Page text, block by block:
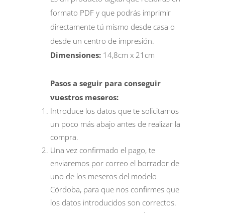
formato PDF y que podrás imprimir
directamente tú mismo desde casa o
desde un centro de impresión.
Dimensiones: 14,8cm x 21cm
Pasos a seguir para conseguir
vuestros meseros:
Introduce los datos que te solicitamos
un poco más abajo antes de realizar la
compra.
Una vez confirmado el pago, te
enviaremos por correo el borrador de
uno de los meseros del modelo
Córdoba, para que nos confirmes que
los datos introducidos son correctos.